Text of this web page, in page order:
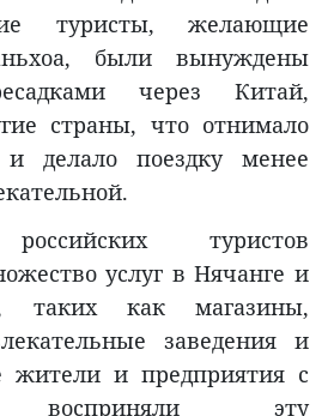
туристы, желающие
были вынуждены
через Китай,
страны, что отнимало
делало поездку менее
туристов
услуг в Нячанге и
таких как магазины,
заведения и
жители и предприятия с
восприняли эту